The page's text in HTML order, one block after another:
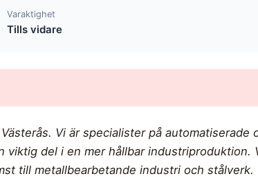
Varaktighet
Tills vidare
Vi är specialister på automatiserade
del i en mer hållbar industriproduktion.
till metallbearbetande industri och stålverk.